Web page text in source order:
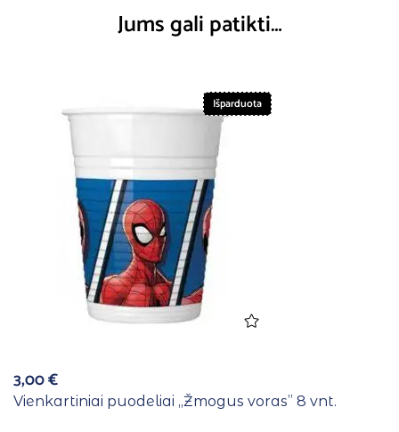
Jums gali patikti…
Išparduota
3,00€
Vienkartiniai puodeliai ,,Žmogus voras” 8 vnt.